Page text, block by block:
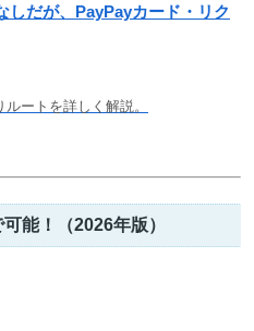
しだが、PayPayカード・リク
ートを詳しく解説。
能！（2026年版）